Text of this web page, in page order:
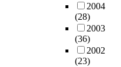
2004
(28)
2003
(36)
2002
(23)